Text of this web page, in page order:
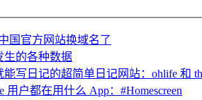
国官方网站换域名了
生的各种数据
写日记的超简单日记网站：ohlife 和
用户都在用什么 App：#Homescreen